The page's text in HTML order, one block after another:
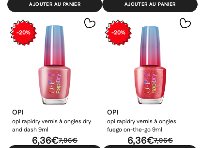
AJOUTER AU PANIER AJOUTER AU PANIER
-20%
OPI
opi rapidry vernis à ongles dry
and dash 9ml
7,96€
6,36€
-20%
OPI
opi rapidry vernis à ongles
fuego on-the-go 9ml
7,96€
6,36€